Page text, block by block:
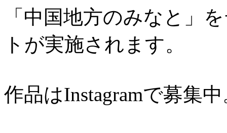
「中国地方のみなと」
トが実施されます。
作品はInstagramで募集